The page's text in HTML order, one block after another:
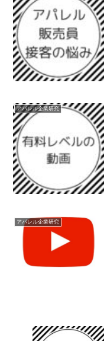
アパレル企業研究
アパレル企業研究